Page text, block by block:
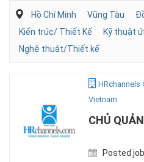
Hồ Chí Minh Vũng Tàu
Kiến trúc/ Thiết Kế
Kỹ thuật
Nghệ thuật/Thiết kế
HRchannels
Vietnam
CHỦ
Posted